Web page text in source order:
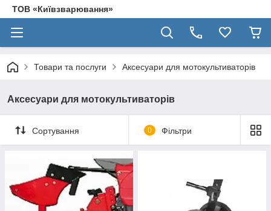
ТОВ «Київзварювання»
Товари та послуги Аксесуари для мотокультиваторів
Аксесуари для мотокультиваторів
Сортування 0 Фільтри